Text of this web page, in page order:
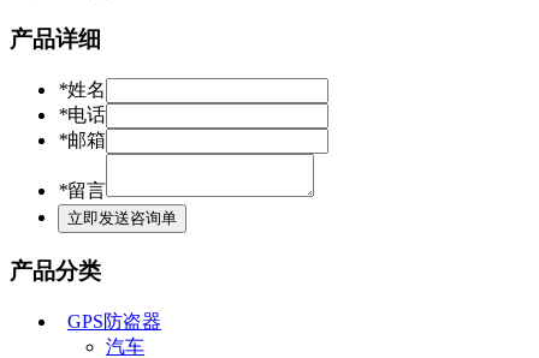
产品详细
*姓名
*电话
*邮箱
*留言
产品分类
GPS防盗器
汽车